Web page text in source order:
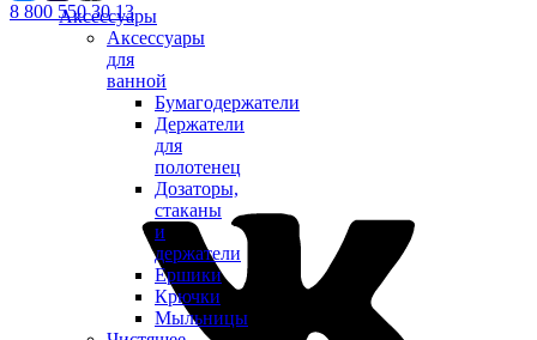
Аксессуары
Аксессуары
для
ванной
Бумагодержатели
Держатели
для
полотенец
Дозаторы,
стаканы
и
держатели
Ершики
Крючки
Мыльницы
8 800 550 30 13